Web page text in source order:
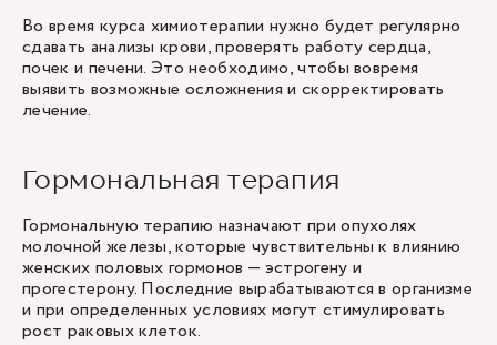
Во время курса химиотерапии нужно будет регулярно
сдавать анализы крови, проверять работу сердца,
почек и печени. Это необходимо, чтобы вовремя
выявить возможные осложнения и скорректировать
лечение.
Гормональная терапия
Гормональную терапию назначают при опухолях
молочной железы, которые чувствительны к влиянию
женских половых гормонов — эстрогену и
прогестерону. Последние вырабатываются в организме
и при определенных условиях могут стимулировать
рост раковых клеток.